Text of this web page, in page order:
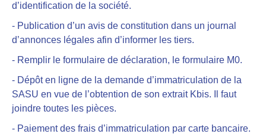
d’identification de la société.
- Publication d’un avis de constitution dans un journal
d’annonces légales afin d’informer les tiers.
- Remplir le formulaire de déclaration, le formulaire M0.
- Dépôt en ligne de la demande d’immatriculation de la
SASU en vue de l’obtention de son extrait Kbis. Il faut
joindre toutes les pièces.
- Paiement des frais d’immatriculation par carte bancaire.